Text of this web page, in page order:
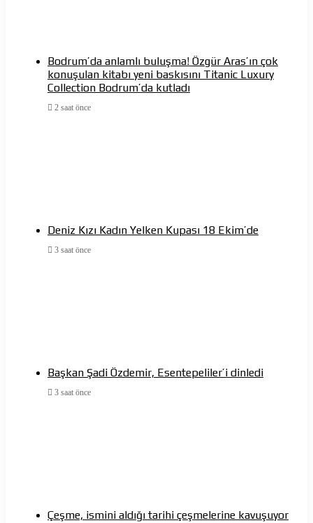
Bodrum’da anlamlı buluşma! Özgür Aras’ın çok
konuşulan kitabı yeni baskısını Titanic Luxury
Collection Bodrum’da kutladı
2 saat önce
Deniz Kızı Kadın Yelken Kupası 18 Ekim’de
3 saat önce
Başkan Şadi Özdemir, Esentepeliler’i dinledi
3 saat önce
Çeşme, ismini aldığı tarihi çeşmelerine kavuşuyor